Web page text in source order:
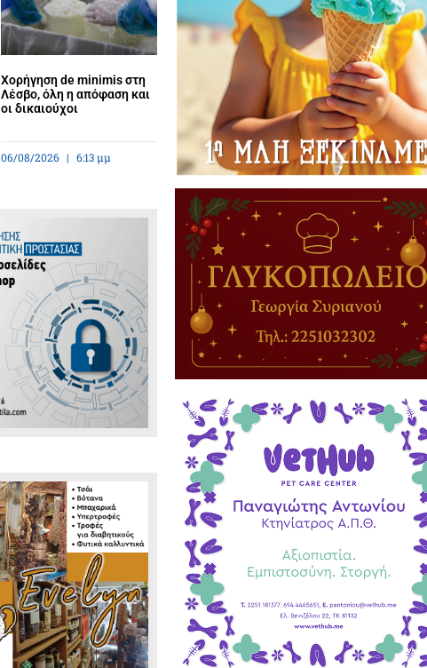
Χορήγηση de minimis στη
Λέσβο, όλη η απόφαση και
οι δικαιούχοι
06/08/2026 6:13 μμ